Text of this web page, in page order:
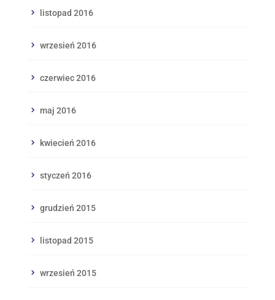
listopad 2016
wrzesień 2016
czerwiec 2016
maj 2016
kwiecień 2016
styczeń 2016
grudzień 2015
listopad 2015
wrzesień 2015